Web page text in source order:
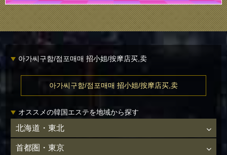
아가씨구함/점포매매 招小姐/按摩店买,卖
아가씨구함/점포매매 招小姐/按摩店买,卖
オススメの韓国エステを地域から探す
北海道・東北
首都圏・東京